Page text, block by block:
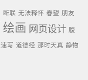
断联 无法释怀 春望 朋友
绘画 网页设计 腹
速写 道德经 那时天真 静物